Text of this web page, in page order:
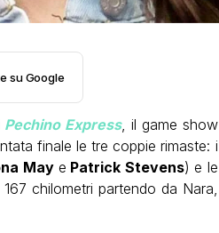
su Google
Pechino Express, il game show
finale le tre coppie rimaste: i
Maye Patrick Stevens) e le
chilometri partendo da Nara,